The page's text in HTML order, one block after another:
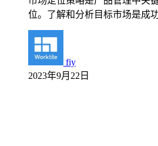
位。了解和分析目标市场是成
fiy
2023年9月22日